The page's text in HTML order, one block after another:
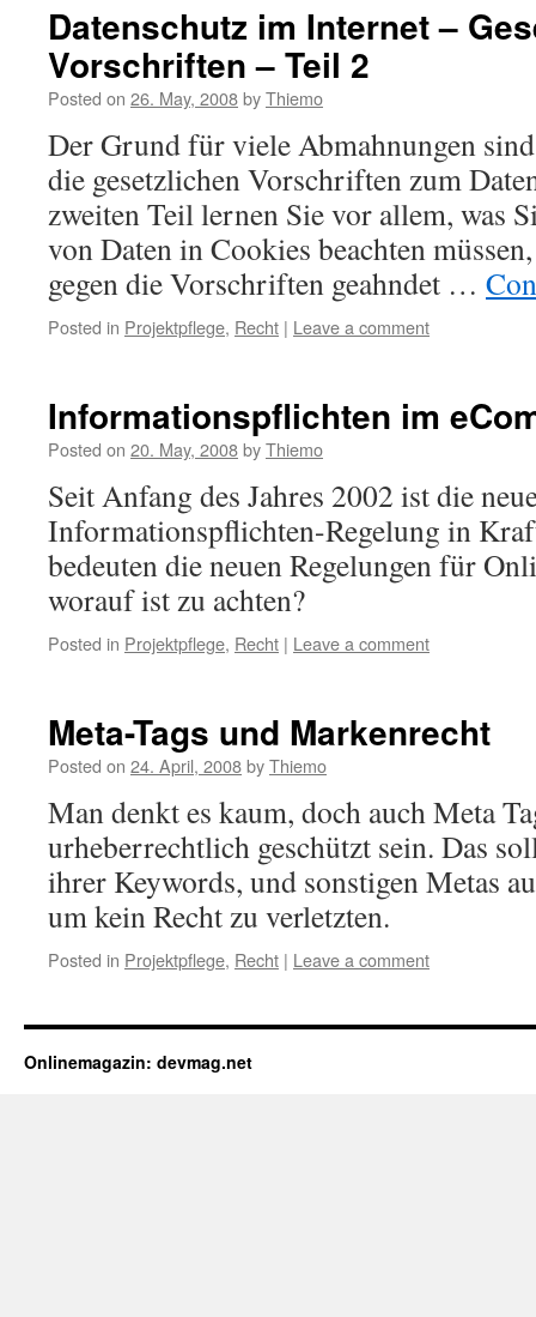
Datenschutz im Internet –
Vorschriften – Teil 2
Posted on 26. May, 2008byThiemo
Der Grund für viele Abmahnungen
die gesetzlichen Vorschriften zum
zweiten Teil lernen Sie vor allem, was
von Daten in Cookies beachten
gegen die Vorschriften geahndet …
Posted in Projektpflege, Recht | Leave a comment
Informationspflichten im
Posted on 20. May, 2008byThiemo
Seit Anfang des Jahres 2002 ist die
Informationspflichten-Regelung in
bedeuten die neuen Regelungen für
worauf ist zu achten?
Posted in Projektpflege, Recht | Leave a comment
Meta-Tags und Markenrecht
Posted on 24. April, 2008byThiemo
Man denkt es kaum, doch auch Meta
urheberrechtlich geschützt sein. Das
ihrer Keywords, und sonstigen Metas
um kein Recht zu verletzten.
Posted in Projektpflege, Recht | Leave a comment
Onlinemagazin: devmag.net